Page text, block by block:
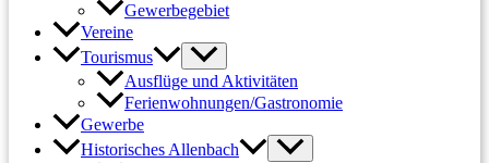
Gewerbegebiet
Vereine
Tourismus
Ausflüge und Aktivitäten
Ferienwohnungen/Gastronomie
Gewerbe
Historisches Allenbach